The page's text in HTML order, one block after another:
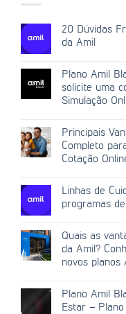
20 Dúvidas
da Amil
Plano Amil
solicite uma
Simulação
Principais
Completo
Cotação
Linhas de
programas
Quais as
da Amil?
novos planos
Plano Amil
Estar –